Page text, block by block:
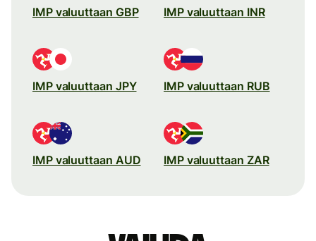
IMP valuuttaan GBP IMP valuuttaan INR
IMP valuuttaan JPY IMP valuuttaan RUB
IMP valuuttaan AUD IMP valuuttaan ZAR